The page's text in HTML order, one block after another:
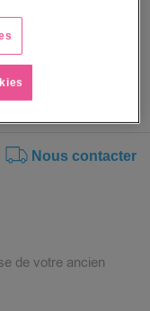
pour les
Nous contacter
de votre ancien